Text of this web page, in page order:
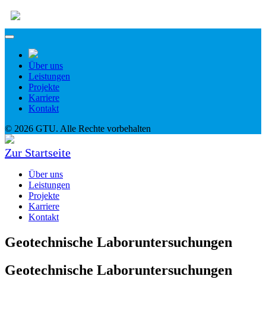
Über uns
Leistungen
Projekte
Karriere
Kontakt
© 2026 GTU. Alle Rechte vorbehalten
Zur Startseite
Über uns
Leistungen
Projekte
Karriere
Kontakt
Geotechnische Laboruntersuchungen
Geotechnische Laboruntersuchungen